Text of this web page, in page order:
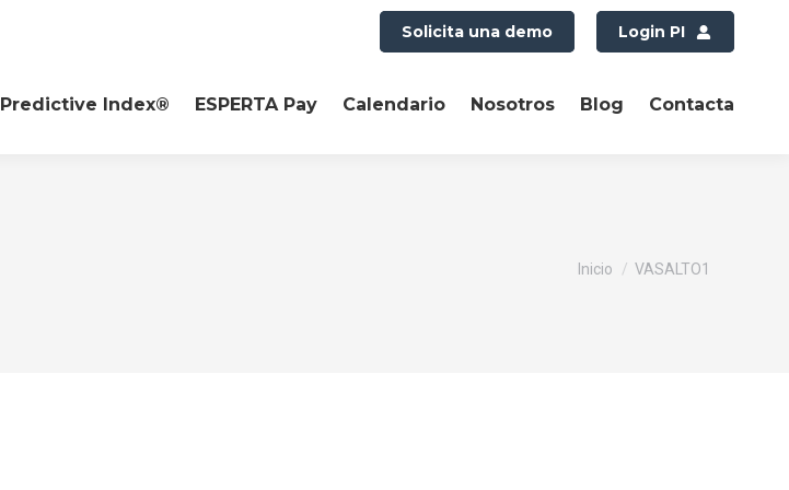
Solicita una demo Login PI
Predictive Index® ESPERTA Pay Calendario Nosotros Blog Contacta
Estás aquí:
Inicio VASALTO1